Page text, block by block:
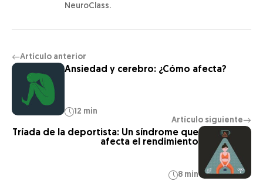
NeuroClass.
←Artículo anterior
Ansiedad y cerebro: ¿Cómo afecta?
12 min
Artículo siguiente→
Tríada de la deportista: Un síndrome que
afecta el rendimiento
8 min